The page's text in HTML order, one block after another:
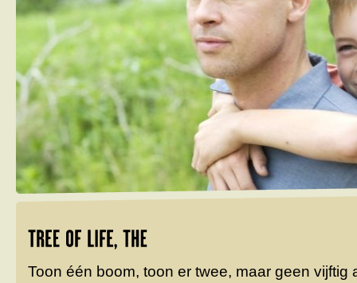
Toon één boom, toon er twee, maar geen vijftig